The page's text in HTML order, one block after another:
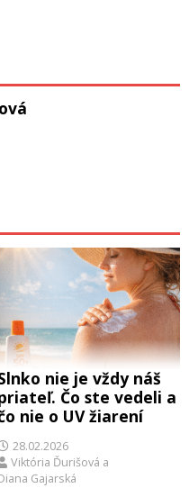
nie je vždy náš
Čo ste vedeli a
nie o UV žiarení
28.02.2026
Viktória Ďurišová a
Gajarská